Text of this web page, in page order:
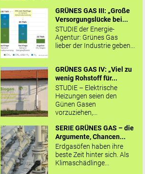
GRÜNES GAS III: „Große
Versorgungslücke bei...
STUDIE der Energie-
Agentur: Grünes Gas
lieber der Industrie geben...
GRÜNES GAS IV: „Viel zu
wenig Rohstoff für...
STUDIE – Elektrische
Heizungen seien den
Günen Gasen
vorzuziehen,...
SERIE GRÜNES GAS – die
Argumente, Chancen...
Erdgasöfen haben ihre
beste Zeit hinter sich. Als
Klimaschädlinge...